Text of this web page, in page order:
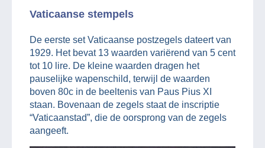
Vaticaanse stempels
De eerste set Vaticaanse postzegels dateert van
1929. Het bevat 13 waarden variërend van 5 cent
tot 10 lire. De kleine waarden dragen het
pauselijke wapenschild, terwijl de waarden
boven 80c in de beeltenis van Paus Pius XI
staan. Bovenaan de zegels staat de inscriptie
“Vaticaanstad”, die de oorsprong van de zegels
aangeeft.